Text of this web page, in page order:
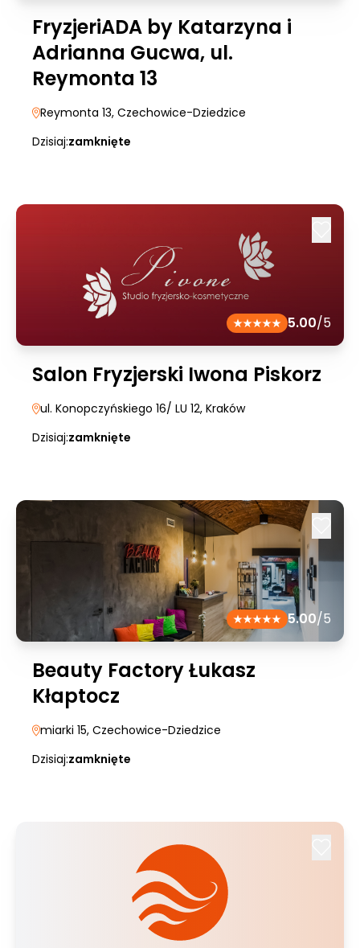
FryzjeriADA by Katarzyna i
Adrianna Gucwa, ul.
Reymonta 13
Reymonta 13, Czechowice-Dziedzice
Dzisiaj:zamknięte
5.00/5
Salon Fryzjerski Iwona Piskorz
ul. Konopczyńskiego 16/ LU 12, Kraków
Dzisiaj:zamknięte
5.00/5
Beauty Factory Łukasz
Kłaptocz
miarki 15, Czechowice-Dziedzice
Dzisiaj:zamknięte